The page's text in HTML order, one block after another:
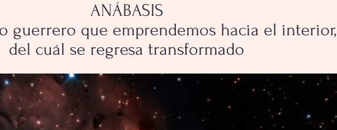
ANÁBASIS
guerrero que emprendemos hacia el interior,
del cuál se regresa transformado